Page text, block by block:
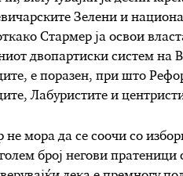
Зелени и
Стармер ја освои
двопартиски систем на
е поразен, при што
Лабуристите и
мора да се соочи со
број негови пратеници